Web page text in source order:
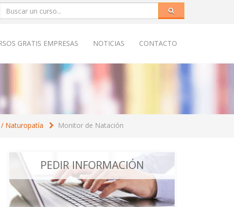
GRATIS EMPRESAS NOTICIAS CONTACTO
Naturopatía Monitor de Natación
PEDIR INFORMACIÓN